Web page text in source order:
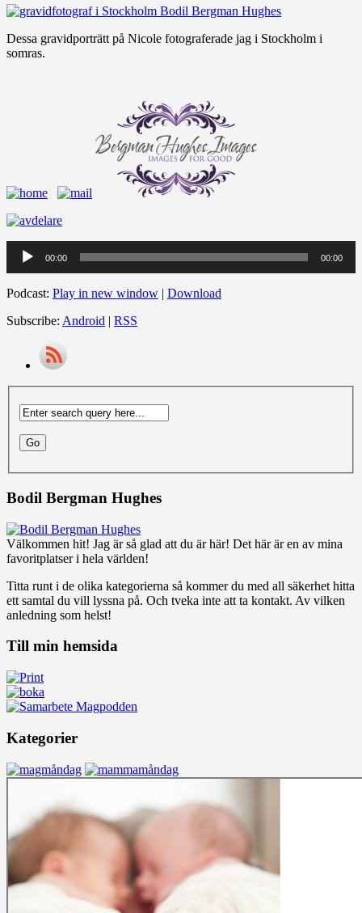
Dessa gravidporträtt på Nicole fotograferade jag i Stockholm i
somras.
Audio
Player
00:00 00:00
Podcast: Play in new window | Download
Subscribe: Android | RSS
Bodil Bergman Hughes
Välkommen hit! Jag är så glad att du är här! Det här är en av mina
favoritplatser i hela världen!
Titta runt i de olika kategorierna så kommer du med all säkerhet hitta
ett samtal du vill lyssna på. Och tveka inte att ta kontakt. Av vilken
anledning som helst!
Till min hemsida
Kategorier